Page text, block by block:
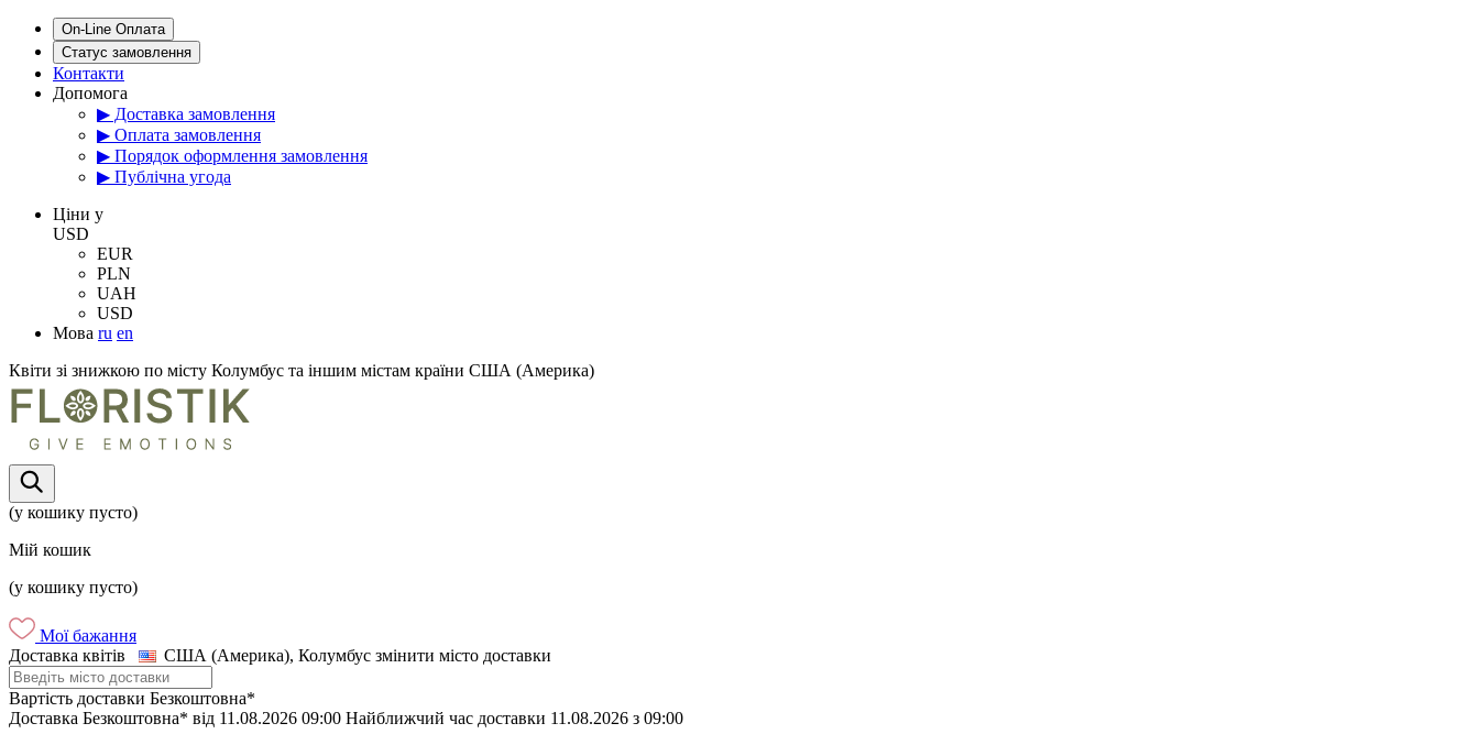
On-Line Оплата
Статус замовлення
Контакти
Допомога
▶ Доставка замовлення
▶ Оплата замовлення
▶ Порядок оформлення замовлення
▶ Публічна угода
Цiни у
USD
EUR
PLN
UAH
USD
Мова ru en
Квіти зі знижкою по місту Колумбус та іншим містам країни США (Америка)
(у кошику пусто)
Мій кошик
(у кошику пусто)
Мої бажання
Доставка квітів
США (Америка), Колумбус змінити місто доставки
Вартість доставки Безкоштовна*
Доставка Безкоштовна* від 11.08.2026 09:00 Найближчий час доставки 11.08.2026 з 09:00